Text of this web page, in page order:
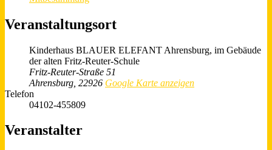
Veranstaltungsort
Kinderhaus BLAUER ELEFANT Ahrensburg, im Gebäude
der alten Fritz-Reuter-Schule
Fritz-Reuter-Straße 51
Ahrensburg 22926 Google Karte anzeigen
Telefon
04102-455809
Veranstalter